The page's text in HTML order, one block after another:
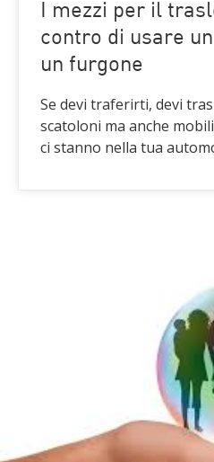
I mezzi per il
contro di usare
un furgone
Se devi traferirti, devi
scatoloni ma anche
ci stanno nella tua